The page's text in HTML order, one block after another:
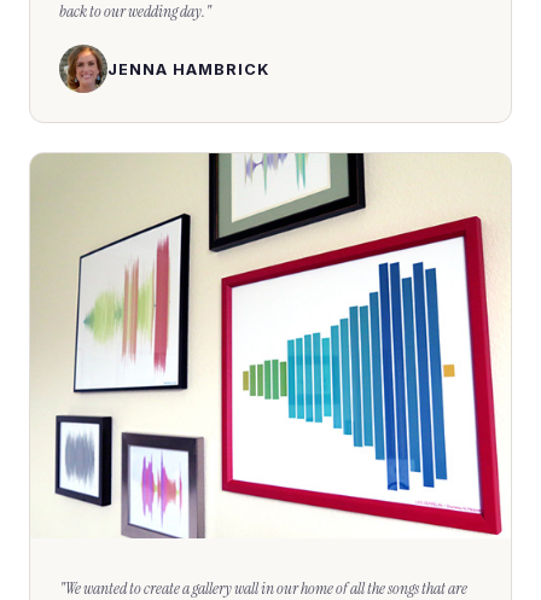
back to our wedding day."
JENNA HAMBRICK
"We wanted to create a gallery wall in our home of all the songs that are